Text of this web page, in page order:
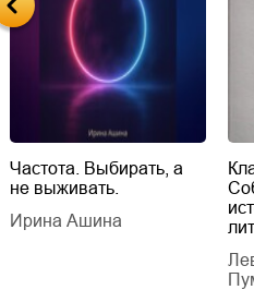
Частота. Выбирать, а
не выживать.
Ирина Ашина